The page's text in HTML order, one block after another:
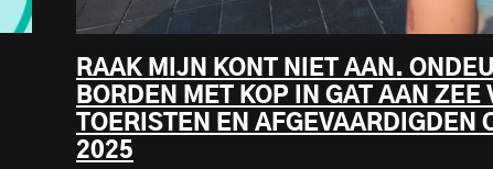
RAAK MIJN KONT NIET AAN.
BORDEN MET KOP IN GAT AAN ZEE
TOERISTEN EN AFGEVAARDIGDEN
2025